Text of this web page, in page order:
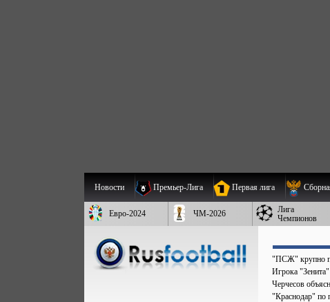
Новости Премьер-Лига Первая лига
Евро-2024 ЧМ-2026
Лига
Чемпионов
"ПСЖ" крупно
Игрока
Черчесов
"Краснодар" по